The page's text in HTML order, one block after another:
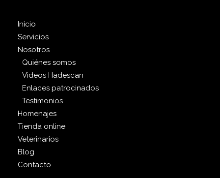
Inicio
Servicios
Nosotros
Quiénes somos
Videos Hadescan
Enlaces patrocinados
Testimonios
Homenajes
Tienda online
Veterinarios
Blog
Contacto